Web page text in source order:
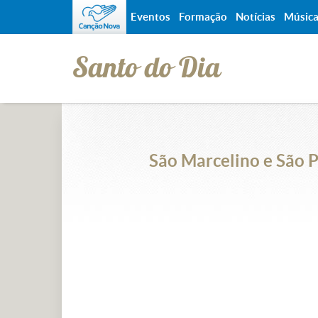
Santo do Dia
São Marcelino e São
Eventos Formação Notícias Música